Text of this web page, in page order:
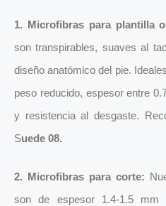
1. Microfibras para plantilla
son transpirables, suaves al
diseño anatómico del pie.
peso reducido, espesor entre
y resistencia al desgaste.
Suede 08.
2. Microfibras para corte:
son de espesor 1.4-1.5 mm